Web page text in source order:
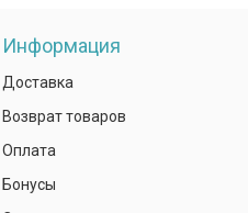
Информация
Доставка
Возврат товаров
Оплата
Бонусы